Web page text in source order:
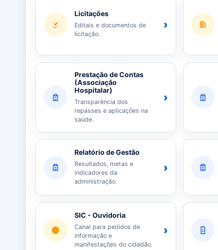
Licitações
Editais e documentos de
licitação.
›
Prestação de Contas
(Associação
Hospitalar)
Transparência dos
repasses e aplicações na
saúde.
›
Relatório de Gestão
Resultados, metas e
indicadores da
administração.
›
SIC - Ouvidoria
Canal para pedidos de
informação e
manifestações do cidadão.
›